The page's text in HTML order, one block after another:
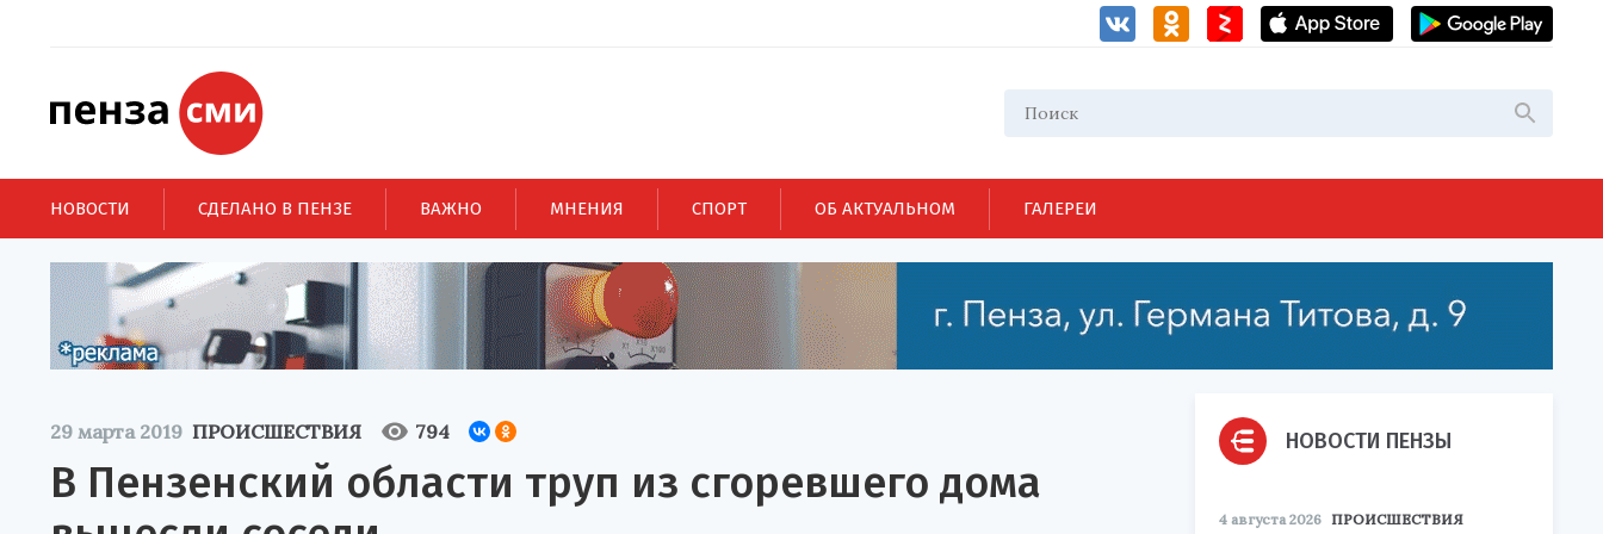
НОВОСТИ СДЕЛАНО В ПЕНЗЕ ВАЖНО МНЕНИЯ СПОРТ ОБ АКТУАЛЬНОМ ГАЛЕРЕИ
29 марта 2019 ПРОИСШЕСТВИЯ 794
В Пензенский области труп из сгоревшего дома
НОВОСТИ ПЕНЗЫ
4 августа 2026 ПРОИСШЕСТВИЯ